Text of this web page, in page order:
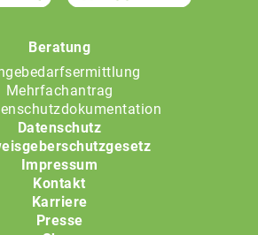
Beratung
Mehrfachantrag
Datenschutz
Impressum
Kontakt
Karriere
Presse